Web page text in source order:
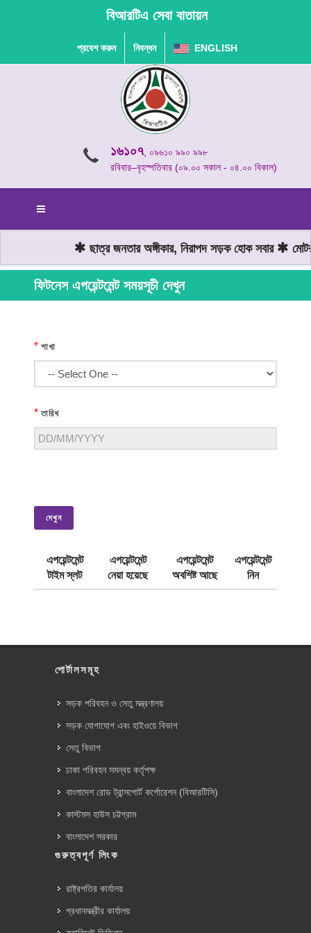
বিআরটিএ সেবা বাতায়ন
প্রবেশ করুন নিবন্ধন ENGLISH
১৬১০৭, ০৯৬১০ ৯৯০ ৯৯৮
রবিবার–বৃহস্পতিবার (০৯.০০ সকাল - ০৪.০০ বিকাল)
ছাত্র জনতার অঙ্গীকার, নিরাপদ সড়ক হোক সবার
ফিটনেস এপয়েন্টমেন্ট সময়সূচী দেখুন
* শাখা
* তারিখ
দেখুন
এপয়েন্টমেন্ট
টাইম স্লট
এপয়েন্টমেন্ট
নেয়া হয়েছে
এপয়েন্টমেন্ট
অবশিষ্ট আছে
এপয়েন্টমেন্ট
নিন
পোর্টালসমূহ
সড়ক পরিবহন ও সেতু মন্ত্রণালয়
সড়ক যোগাযোগ এবং হাইওয়ে বিভাগ
সেতু বিভাগ
ঢাকা পরিবহন সমন্বয় কর্তৃপক্ষ
বাংলাদেশ রোড ট্রান্সপোর্ট কর্পোরেশন (বিআরটিসি)
কাস্টমস হাউস চট্টগ্রাম
বাংলাদেশ সরকার
গুরুত্বপূর্ণ লিংক
রাষ্ট্রপতির কার্যালয়
প্রধানমন্ত্রীর কার্যালয়